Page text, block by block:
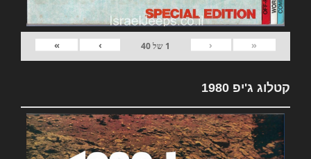
«
‹
1 של40
›
»
קטלוג ג'יפ 1980